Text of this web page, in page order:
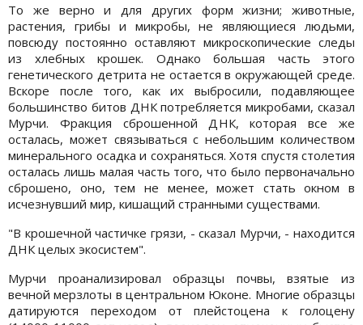
То же верно и для других форм жизни; животные,
растения, грибы и микробы, не являющиеся людьми,
повсюду постоянно оставляют микроскопические следы
из хлебных крошек. Однако большая часть этого
генетического детрита не остается в окружающей среде.
Вскоре после того, как их выбросили, подавляющее
большинство битов ДНК потребляется микробами, сказал
Мурчи. Фракция сброшенной ДНК, которая все же
осталась, может связываться с небольшим количеством
минерального осадка и сохраняться. Хотя спустя столетия
осталась лишь малая часть того, что было первоначально
сброшено, оно, тем не менее, может стать окном в
исчезнувший мир, кишащий странными существами.
"В крошечной частичке грязи, - сказал Мурчи, - находится
ДНК целых экосистем".
Мурчи проанализировал образцы почвы, взятые из
вечной мерзлоты в центральном Юконе. Многие образцы
датируются переходом от плейстоцена к голоцену